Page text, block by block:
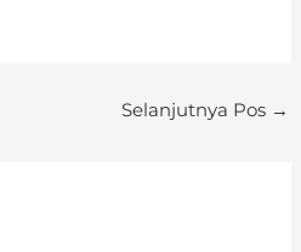
Selanjutnya Pos →